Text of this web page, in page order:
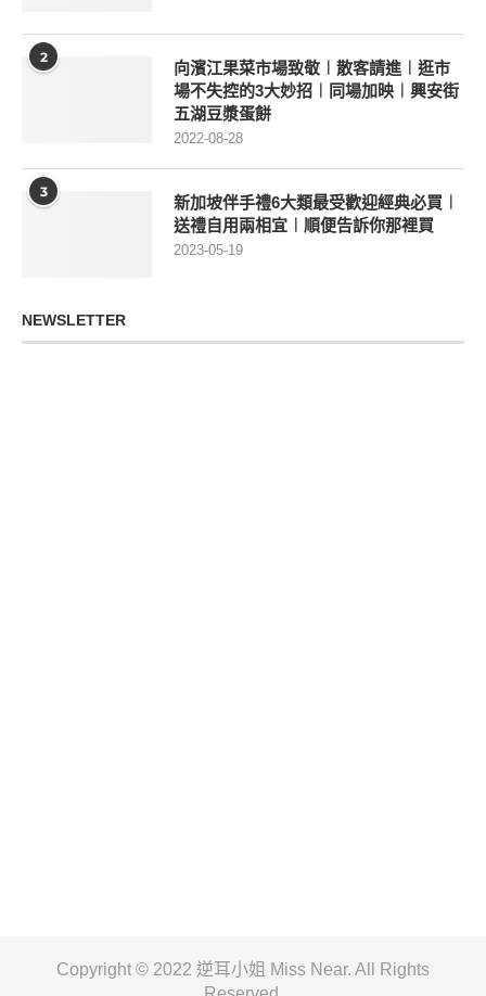
2
向濱江果菜市場致敬︱散客請進︱逛市
場不失控的3大妙招︱同場加映︱興安街
五湖豆漿蛋餅
2022-08-28
3
新加坡伴手禮6大類最受歡迎經典必買︱
送禮自用兩相宜︱順便告訴你那裡買
2023-05-19
NEWSLETTER
Copyright © 2022 逆耳小姐 Miss Near. All Rights